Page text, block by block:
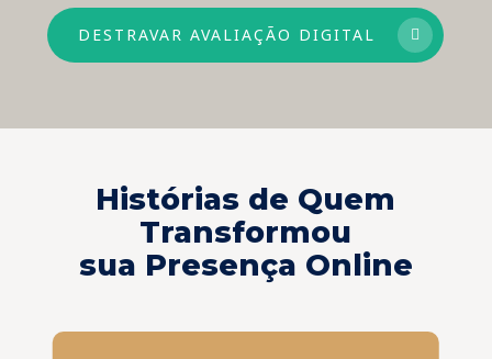
DESTRAVAR AVALIAÇÃO DIGITAL
Histórias de Quem
Transformou
sua Presença Online